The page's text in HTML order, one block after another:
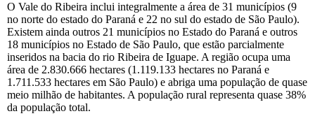
O Vale do Ribeira inclui integralmente a área de 31 municípios (9
no norte do estado do Paraná e 22 no sul do estado de São Paulo).
Existem ainda outros 21 municípios no Estado do Paraná e outros
18 municípios no Estado de São Paulo, que estão parcialmente
inseridos na bacia do rio Ribeira de Iguape. A região ocupa uma
área de 2.830.666 hectares (1.119.133 hectares no Paraná e
1.711.533 hectares em São Paulo) e abriga uma população de quase
meio milhão de habitantes. A população rural representa quase 38%
da população total.